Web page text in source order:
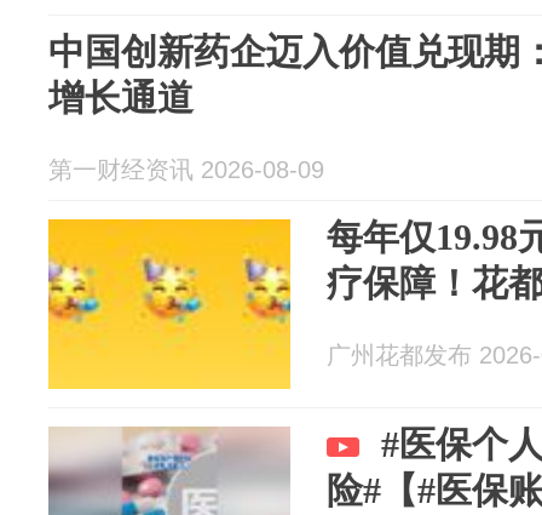
中国创新药企迈入价值兑现期
增长通道
第一财经资讯 2026-08-09
每年仅19.98
疗保障！花
广州花都发布
#医保个
险#【#医保